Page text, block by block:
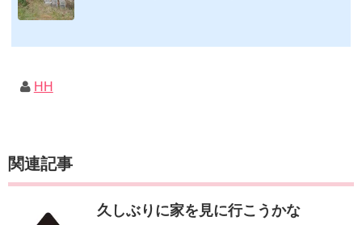
HH
関連記事
久しぶりに家を見に行こうかな